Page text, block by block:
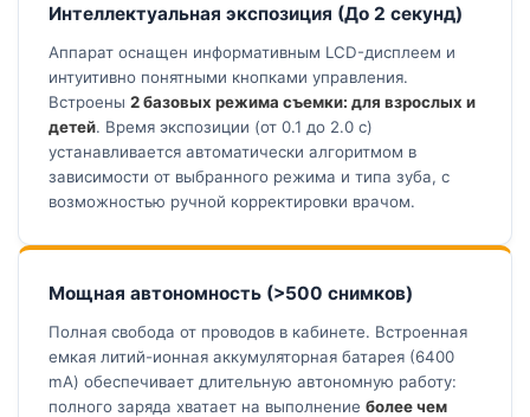
Интеллектуальная экспозиция (До 2 секунд)
Аппарат оснащен информативным LCD-дисплеем и
интуитивно понятными кнопками управления.
Встроены 2 базовых режима съемки: для взрослых и
детей. Время экспозиции (от 0.1 до 2.0 с)
устанавливается автоматически алгоритмом в
зависимости от выбранного режима и типа зуба, с
возможностью ручной корректировки врачом.
Мощная автономность (>500 снимков)
Полная свобода от проводов в кабинете. Встроенная
емкая литий-ионная аккумуляторная батарея (6400
mA) обеспечивает длительную автономную работу:
полного заряда хватает на выполнение более чем